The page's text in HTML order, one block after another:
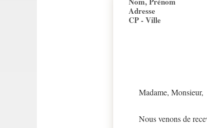
Adresse
CP - Ville
Madame, Monsieur,
Nous venons de